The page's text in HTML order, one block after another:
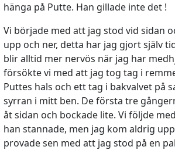
hänga på Putte. Han gillade inte det !
Vi började med att jag stod vid sidan
upp och ner, detta har jag gjort själv
blir alltid mer nervös när jag har
försökte vi med att jag tog tag i
Puttes hals och ett tag i bakvalvet på
syrran i mitt ben. De första tre
åt sidan och bockade lite. Vi följde
han stannade, men jag kom aldrig
provade sen med att jag stod på en